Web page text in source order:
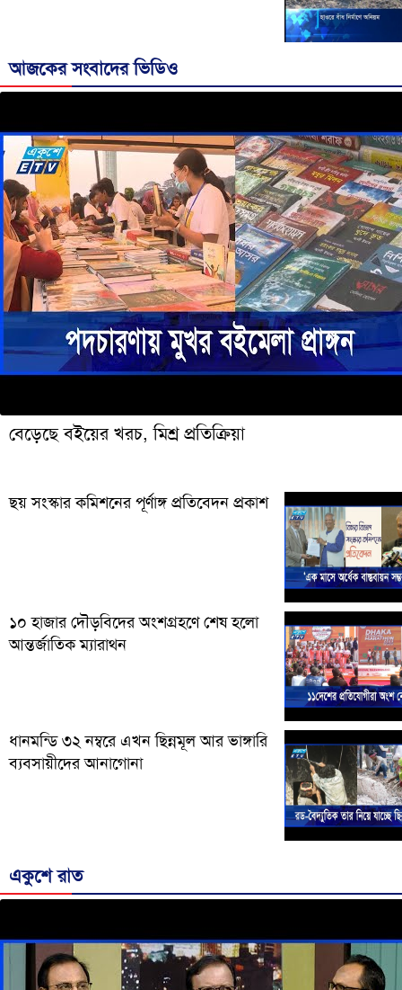
আজকের সংবাদের ভিডিও
বেড়েছে বইয়ের খরচ, মিশ্র প্রতিক্রিয়া
ছয় সংস্কার কমিশনের পূর্ণাঙ্গ প্রতিবেদন প্রকাশ
১০ হাজার দৌড়বিদের অংশগ্রহণে শেষ হলো
আন্তর্জাতিক ম্যারাথন
ধানমন্ডি ৩২ নম্বরে এখন ছিন্নমূল আর ভাঙ্গারি
ব্যবসায়ীদের আনাগোনা
একুশে রাত